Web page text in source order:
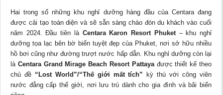
Hai trong số những khu nghỉ dưỡng hàng đầu của Centara đang
được cải tạo toàn diện và sẽ sẵn sàng chào đón du khách vào cuối
năm 2024. Đầu tiên là Centara Karon Resort Phuket– khu nghỉ
dưỡng tọa lạc bên bờ biển tuyệt đẹp của Phuket, nơi sở hữu nhiều
hồ bơi cũng như đường trượt nước hấp dẫn. Khu nghỉ dưỡng còn lại
là Centara Grand Mirage Beach Resort Pattayađược thiết kế theo
chủ đề “Lost World”/“Thế giới mất tích” kỳ thú với công viên
nước đẳng cấp thế giới, nơi lưu trú dành cho gia đình và bãi biển